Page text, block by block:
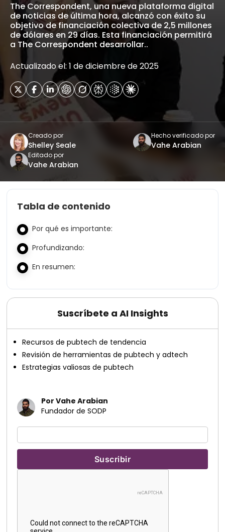
The Correspondent, una nueva plataforma digital
de noticias de última hora, alcanzó con éxito su
objetivo de financiación colectiva de 2,5 millones
de dólares en 29 días. Esta financiación permitirá
a The Correspondent desarrollar..
Actualizado el: 1 de diciembre de 2025
Creado por
Shelley Seale
Hecho verificado por
Vahe Arabian
Editado por
Vahe Arabian
Tabla de contenido
Por qué es importante:
Profundizando:
En resumen:
Suscríbete a AI Insights
Recursos de pubtech de tendencia
Revisión de herramientas de pubtech y adtech
Estrategias valiosas de pubtech
Por Vahe Arabian
Fundador de SODP